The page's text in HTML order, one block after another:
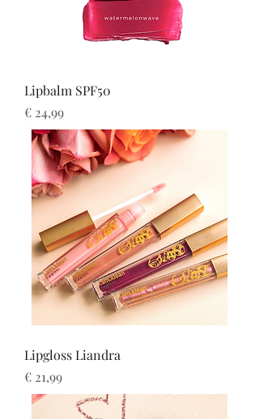
Lipbalm SPF50
Prijs
€ 24,99
Lipgloss Liandra
Prijs
€ 21,99